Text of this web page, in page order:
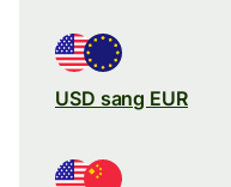
USD sang EUR